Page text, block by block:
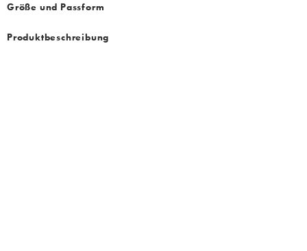
Größe und Passform
Produktbeschreibung